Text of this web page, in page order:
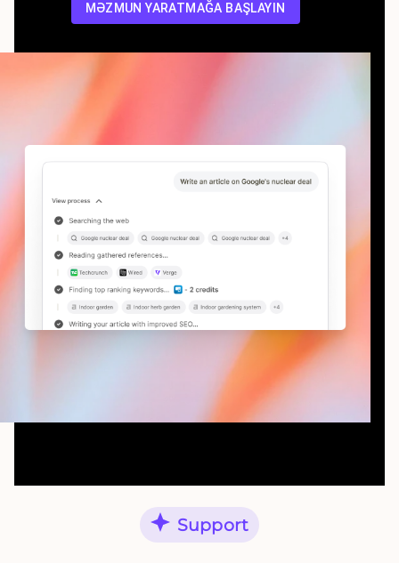
MƏZMUN YARATMAĞA BAŞLAYIN
Support